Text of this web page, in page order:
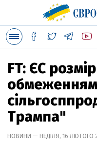
FT: ЄС
обмеженням
Трампа"
НОВИНИ — НЕДІЛЯ, 16 ЛЮТОГО